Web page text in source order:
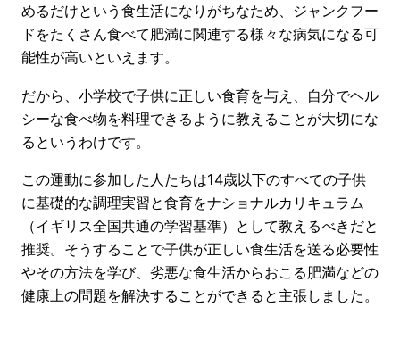
めるだけという食生活になりがちなため、ジャンクフー
ドをたくさん食べて肥満に関連する様々な病気になる可
能性が高いといえます。
だから、小学校で子供に正しい食育を与え、自分でヘル
シーな食べ物を料理できるように教えることが大切にな
るというわけです。
この運動に参加した人たちは14歳以下のすべての子供
に基礎的な調理実習と食育をナショナルカリキュラム
（イギリス全国共通の学習基準）として教えるべきだと
推奨。そうすることで子供が正しい食生活を送る必要性
やその方法を学び、劣悪な食生活からおこる肥満などの
健康上の問題を解決することができると主張しました。